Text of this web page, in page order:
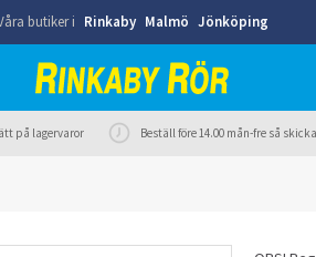
butiker i Rinkaby Malmö Jönköping
på lagervaror Beställ före 14.00 mån-fre så